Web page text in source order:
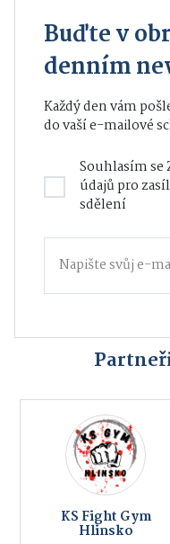
Buďte v
denním
Každý den vám
do vaší e-mailové
Souhlasím se
údajůpro
sdělení
KS Fight Gym
Hlinsko